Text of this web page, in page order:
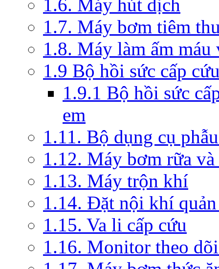
1.6. Máy hút dịch
1.7. Máy bơm tiêm
1.8. Máy làm ấm
1.9 Bộ hồi sức cấp
1.9.1 Bộ hồi sức
em
1.11. Bộ dụng cụ
1.12. Máy bơm rữa
1.13. Máy trộn khí
1.14. Đặt nội khí
1.15. Va li cấp cứu
1.16. Monitor theo